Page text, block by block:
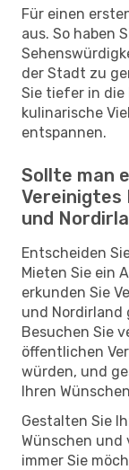
Für einen
aus. So haben
der Stadt zu
Sie tiefer in die
kulinarische
entspannen.
Sollte man
Vereinigtes
und
Entscheiden
Mieten Sie ein
erkunden Sie
und Nordirland
Besuchen Sie
öffentlichen
würden, und
Ihren
Gestalten Sie
Wünschen und
immer Sie